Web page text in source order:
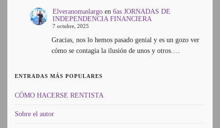
Elveranomaslargoen 6as JORNADAS DE
INDEPENDENCIA FINANCIERA
7 octubre, 2025
Gracias, nos lo hemos pasado genial y es un gozo ver
cómo se contagia la ilusión de unos y otros.…
ENTRADAS MÁS POPULARES
CÓMO HACERSE RENTISTA
Sobre el autor